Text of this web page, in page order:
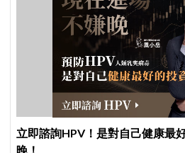
立即諮詢HPV！是對自己健康最
晚！